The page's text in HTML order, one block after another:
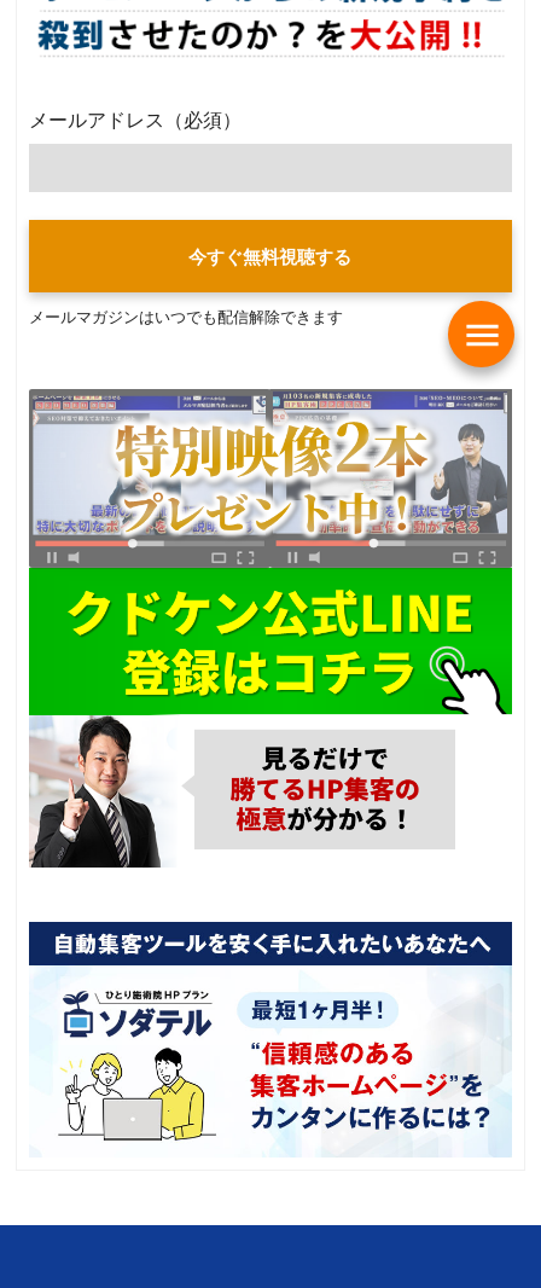
メールアドレス （必須）
今すぐ無料視聴する
メールマガジンはいつでも配信解除できます menu